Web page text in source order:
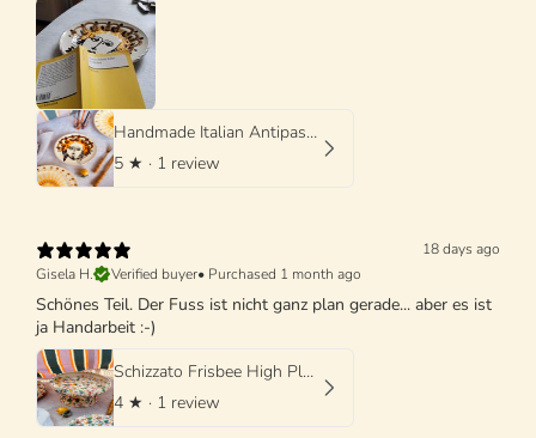
Handmade Italian Antipasti Plate 20 cm | Small Ceramic Plate (Unique Piece)
5 ★ · 1 review
18 days ago
Gisela H.
Verified buyer• Purchased 1 month ago
Schönes Teil. Der Fuss ist nicht ganz plan gerade... aber es ist
ja Handarbeit :-)
Schizzato Frisbee High Plate "Colori Fantasia" - 25cm
4 ★ · 1 review